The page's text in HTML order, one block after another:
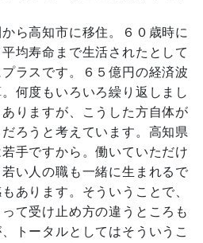
ら高知市に移住。６０歳時に
均寿命まで生活されたとして
ラスです。６５億円の経済波
何度もいろいろ繰り返しまし
りますが、こうした方自体が
ろうと考えています。高知県
手ですから。働いていただけ
い人の職も一緒に生まれるで
あります。そういうことで、
て受け止め方の違うところも
トータルとしてはそういうこ